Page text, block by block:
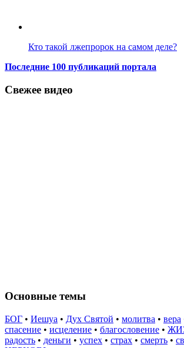
Кто такой лжепророк на самом деле?
Последние 100 публикаций портала
Свежее видео
Основные темы
БОГ • Иешуа • Дух Святой • молитва • вера
спасение • исцеление • благословение •
радость • деньги • успех • страх • смерть •